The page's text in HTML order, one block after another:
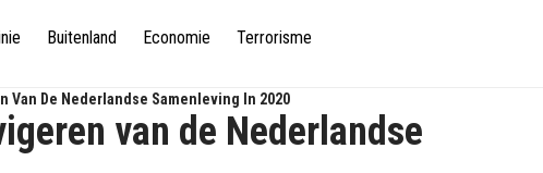
Buitenland Economie Terrorisme
Van De Nederlandse Samenleving In 2020
van de Nederlandse